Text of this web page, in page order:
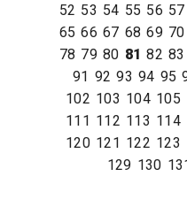
52 53 54 55 56 57
65 66 67 68 69 70
78 79 80 81 82 83
91 92 93 94 95
102 103 104 105
111 112 113 114
120 121 122 123
129 130